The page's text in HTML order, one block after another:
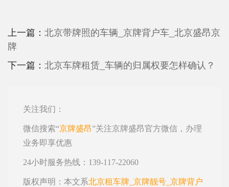
上一篇： 北京带牌照的车辆_京牌背户车_北京盛昂京
牌
下一篇： 北京车牌租赁_车辆的归属权要怎样确认？
关注我们：
微信搜索“京牌盛昂”关注京牌盛昂官方微信，办理
业务即享优惠
24小时服务热线：139-117-22060
版权声明：本文系北京租车牌_京牌靓号_京牌背户